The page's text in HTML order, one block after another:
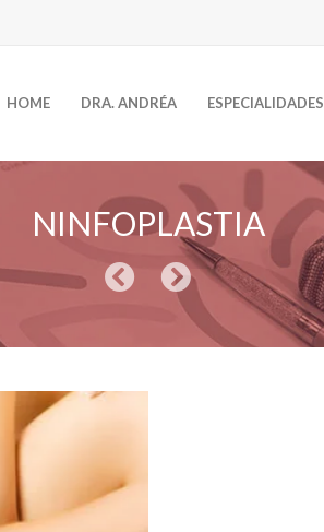
HOME DRA. ANDRÉA ESPECIALIDADES
NINFOPLASTIA